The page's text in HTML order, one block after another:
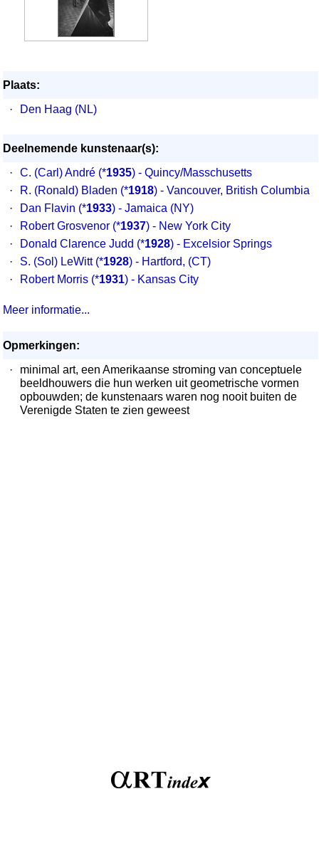
Plaats:
·
Den Haag (NL)
Deelnemende kunstenaar(s):
·
C. (Carl) André (*1935) - Quincy/Masschusetts
·
R. (Ronald) Bladen (*1918) - Vancouver, British Columbia
·
Dan Flavin (*1933) - Jamaica (NY)
·
Robert Grosvenor (*1937) - New York City
·
Donald Clarence Judd (*1928) - Excelsior Springs
·
S. (Sol) LeWitt (*1928) - Hartford, (CT)
·
Robert Morris (*1931) - Kansas City
Meer informatie...
Opmerkingen:
·
minimal art, een Amerikaanse stroming van conceptuele
beeldhouwers die hun werken uit geometrische vormen
opbouwden; de kunstenaars waren nog nooit buiten de
Verenigde Staten te zien geweest